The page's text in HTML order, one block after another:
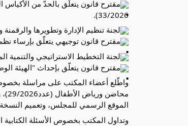
33/2026).
لجنة تنظيم الإدارة وتطويرها
مقترح قانون توجيهي يتعلّق بإرساء نظم
لجنة التخطيط الاستراتيجي والتنمية
مقترح قانون يتعلّق بإحداث "الهيئة
الموقع الرسمي للمجلس، وتعميم